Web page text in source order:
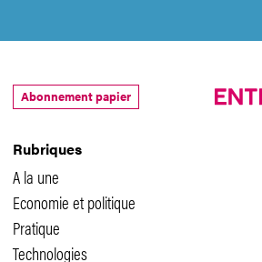
Rubriques
A la une
Economie et politique
Pratique
Technologies
Abonnement papier